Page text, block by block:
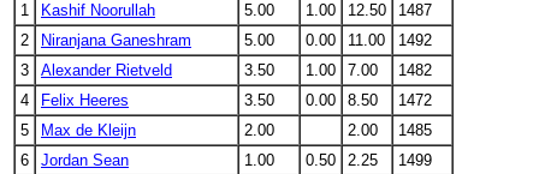
1
Kashif Noorullah 5.00 1.00 12.50
1487
2
Niranjana Ganeshram 5.00 0.00 11.00
1492
3
Alexander Rietveld 3.50 1.00 7.00
1482
4
Felix Heeres 3.50 0.00 8.50
1472
5
Max de Kleijn 2.00 2.00
1485
6
Jordan Sean 1.00 0.50 2.25
1499